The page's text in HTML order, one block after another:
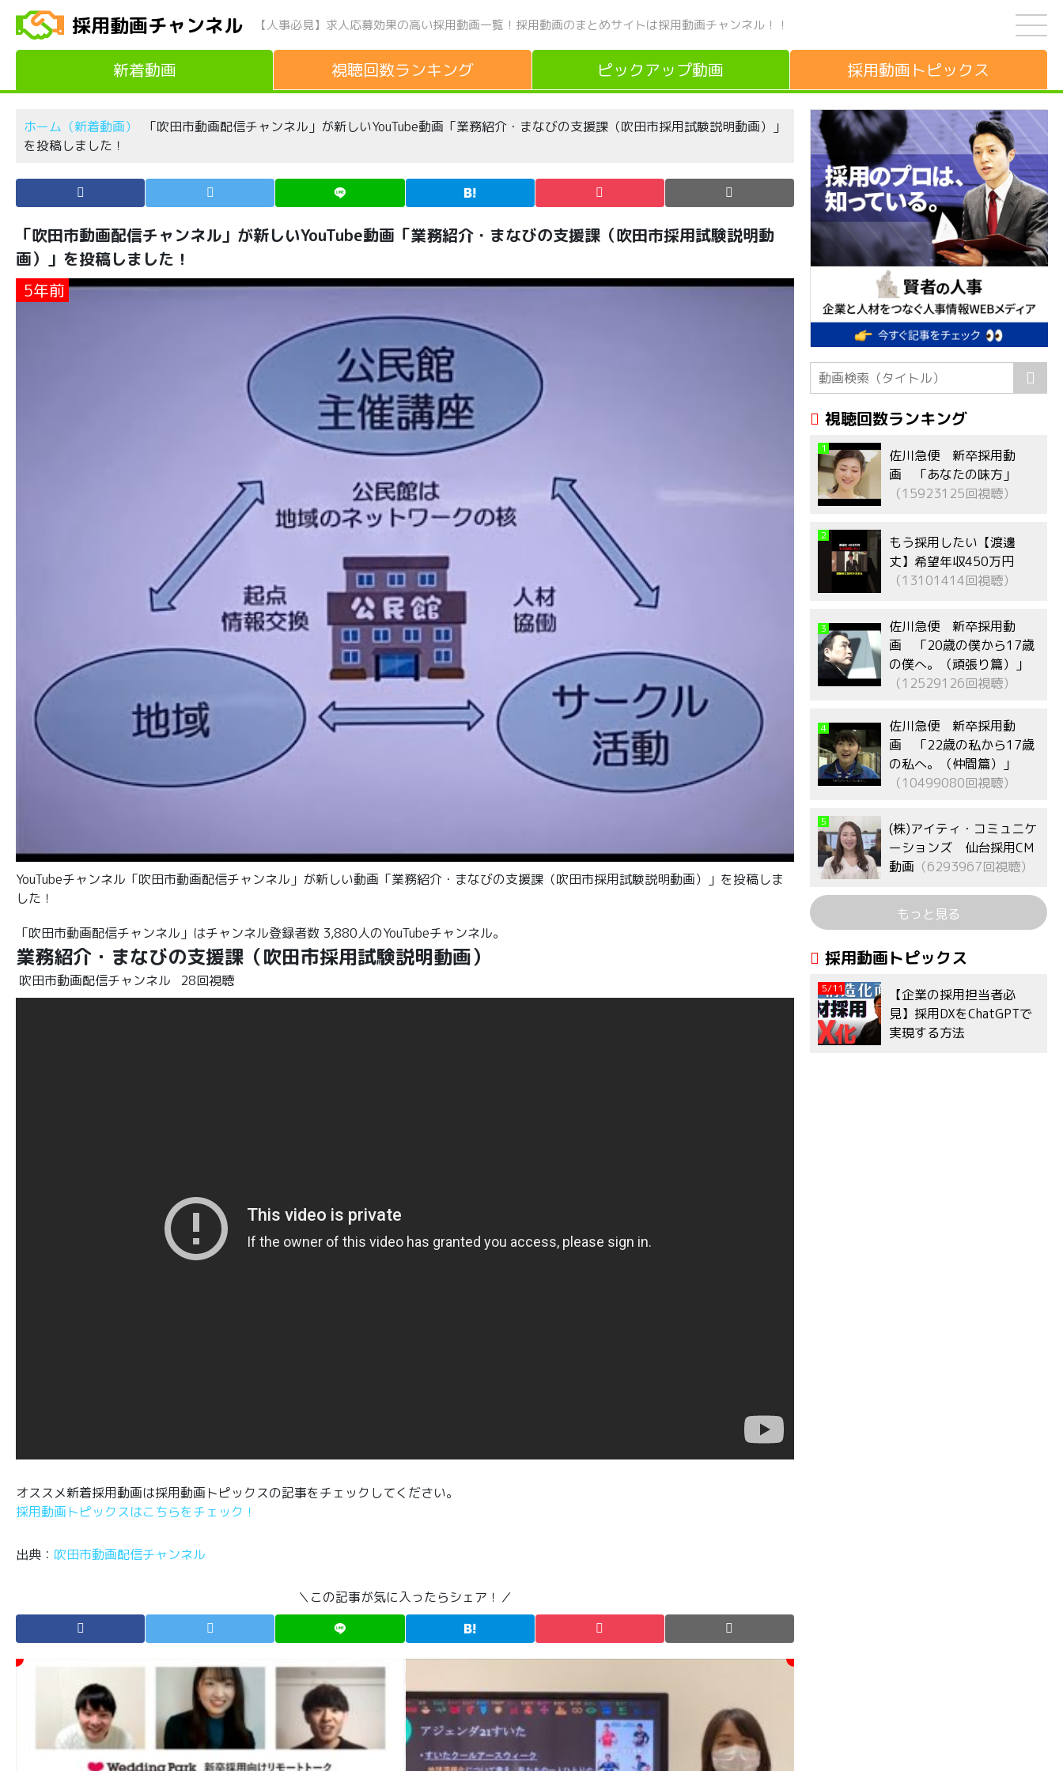
採用動画チャンネル 【人事必見】求人応募効果の高い採用動画一覧！ 採用動画のまとめサイトは採用動画チャンネル！！
新着動画 視聴回数ランキング ピックアップ動画 採用動画 トピックス
ホーム（新着動画）
「吹田市動画配信チャンネル」が新しいYouTube動画「業務紹介・まなびの支援課（吹田市採用試験説明動画）」
を投稿しました！
「吹田市動画配信チャンネル」が新しいYouTube動画「業務紹介・まなびの支援課（吹田市採用試験説明動
画）」を投稿しました！
5年前
YouTubeチャンネル「吹田市動画配信チャンネル」が新しい動画「業務紹介・まなびの支援課（吹田市採用試験説明動画）」を投稿しま
した！
「吹田市動画配信チャンネル」はチャンネル登録者数 3,880人のYouTubeチャンネル。
業務紹介・まなびの支援課（吹田市採用試験説明動画）
吹田市動画配信チャンネル 28回視聴
オススメ新着採用動画は採用動画トピックスの記事をチェックしてください。
採用動画トピックスはこちらをチェック！
出典： 吹田市動画配信チャンネル
＼この記事が気に入ったらシェア！／
視聴回数ランキング
1
佐川急便 新卒採用動
画 「あなたの味方」
（15923125回視聴）
2
もう採用したい【渡邊
丈】希望年収450万円
（13101414回視聴）
3
佐川急便 新卒採用動
画 「20歳の僕から17歳
の僕へ。（頑張り篇）」
（12529126回視聴）
4
佐川急便 新卒採用動
画 「22歳の私から17歳
の私へ。（仲間篇）」
（10499080回視聴）
5
(株)アイティ・コミュニケ
ーションズ 仙台採用CM
動画 （6293967回視聴）
もっと見る
採用動画トピックス
5/11
【企業の採用担当者必
見】採用DXをChatGPTで
実現する方法